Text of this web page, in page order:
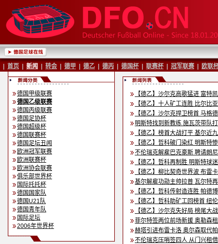
首页 新闻 转会 德甲 德乙 德丙 德国杯 联赛杯 冠军联赛 欧联
德国甲级联赛
德国乙级联赛
德国丙级联赛
德国足协杯
德国超级杯
德国联赛杯
德国足坛丑闻
欧洲冠军联赛
欧洲联赛杯
欧洲协会联赛
俱乐部世界杯
国际托托杯
德国国家队
德国U21队
德国青年队
国际足坛
2006年世界杯
【德乙】沙尔克高歌猛进 富特
【德乙】十人矿工连胜 比尔比
【德乙】沙尔克捍卫榜首 马格
明斯特找到新教练 施瓦茨带队
【德乙】榜首大战打平 基尔近
【德乙】哲科破门染红 明斯特
不伦瑞克解雇巴克豪斯 聘请朗
【德乙】哲科再制胜 明斯特球
【德乙】柳比契奇世界波 布雷
基尔解雇功勋主帅拉普 瓦尔特
【德乙】哲科传射造连胜 帕德
【德乙】哲科助矿工回榜首 纽
【德乙】沙尔克失好局 榜尾大
菲尔特签两位前场新援 奥勒森
赫塔引进布雷卡洛 奥尔森取代
不伦瑞克压哨签四人 从门兴租